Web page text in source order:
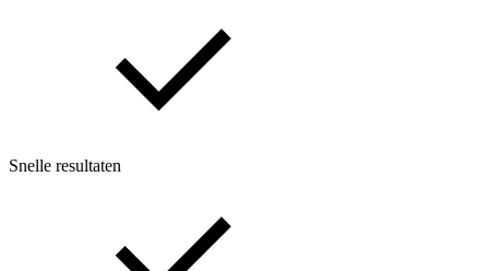
Snelle resultaten